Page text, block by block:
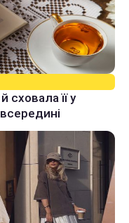
сховала її у